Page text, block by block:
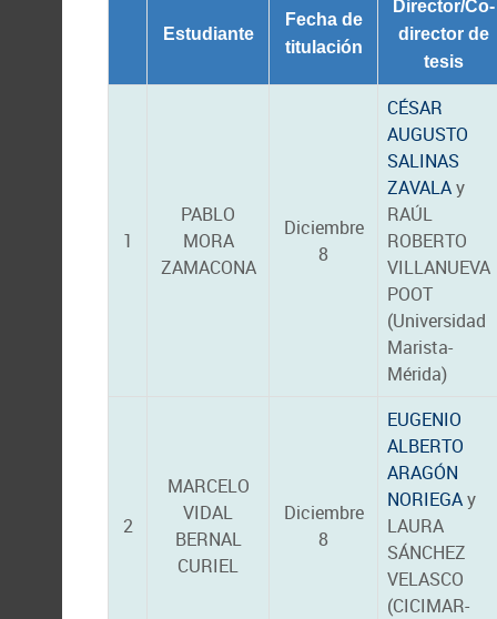
Estudiante
Fecha de
titulación
Director/Co-
director de
tesis
1
PABLO
MORA
ZAMACONA
Diciembre
8
CÉSAR
AUGUSTO
SALINAS
ZAVALAy
RAÚL
ROBERTO
VILLANUEVA
POOT
(Universidad
Marista-
Mérida)
2
MARCELO
VIDAL
BERNAL
CURIEL
Diciembre
8
EUGENIO
ALBERTO
ARAGÓN
NORIEGAy
LAURA
SÁNCHEZ
VELASCO
(CICIMAR-